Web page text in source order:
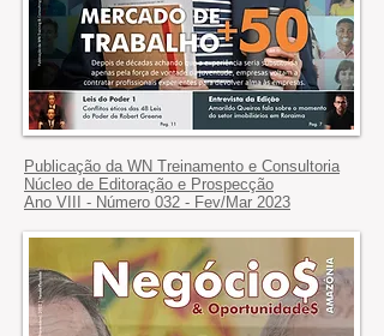
Publicação da WN Treinamento e Consultoria
Núcleo de Editoração e Prospecção
Ano VIII - Número 032 - Fev/Mar 2023